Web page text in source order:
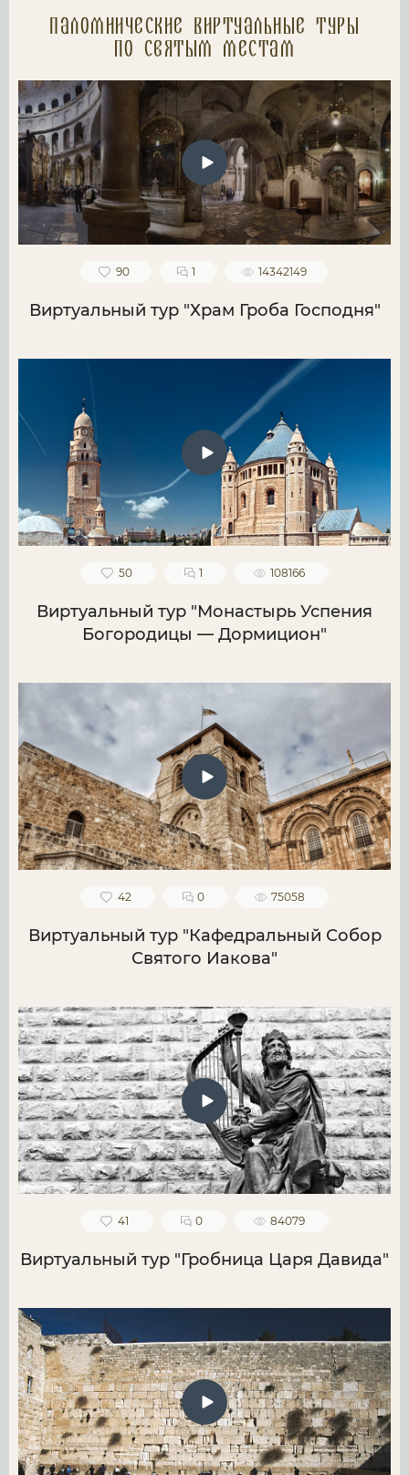
Паломнические Виртуальные туры
по святым местам
90 1 14342149
Виртуальный тур "Храм Гроба Господня"
50 1 108166
Виртуальный тур "Монастырь Успения
Богородицы — Дормицион"
42 0 75058
Виртуальный тур "Кафедральный Собор
Святого Иакова"
41 0 84079
Виртуальный тур "Гробница Царя Давида"